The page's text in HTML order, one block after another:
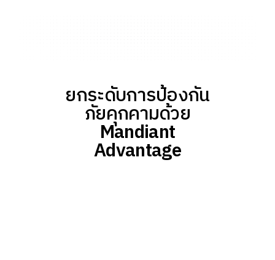
ยกระดับการป้องกัน
ภัยคุกคามด้วย
Mandiant
Advantage